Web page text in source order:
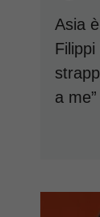
Asia
a me”